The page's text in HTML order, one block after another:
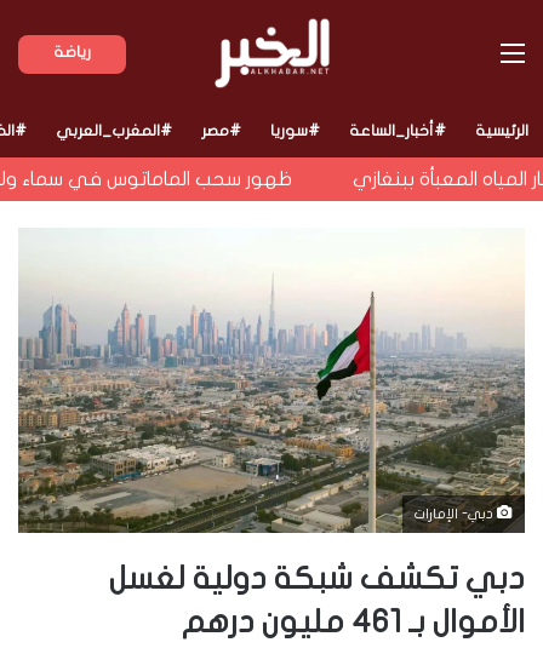
رياضة القائمة
الرئيسية #أخبار_الساعة #سوريا #مصر #المغرب_العربي
المعبأة ببنغازي ظهور سحب الماماتوس في سماء ولاية
دبي- الإمارات
دبي تكشف شبكة دولية لغسل
الأموال بـ 461 مليون درهم